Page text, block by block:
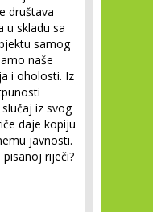
društava
u skladu sa
samog
naše
i oholosti. Iz
iz svog
daje kopiju
javnosti.
riječi?